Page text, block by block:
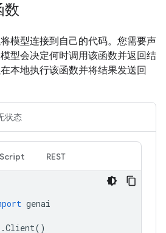
数
模型连接到自己的代码。您需要声
型会决定何时调用该函数并返回结
本地执行该函数并将结果发送回
状态
REST
genai
.Client()